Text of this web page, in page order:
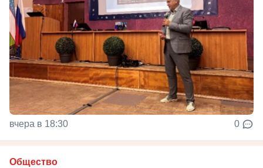
вчера в 18:30 0
Общество